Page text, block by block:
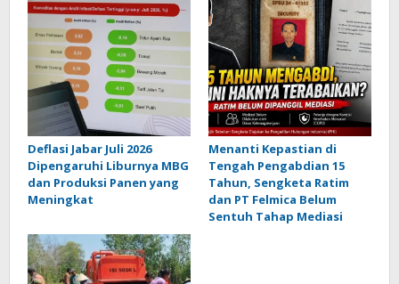
Deflasi Jabar Juli 2026
Dipengaruhi Liburnya MBG
dan Produksi Panen yang
Meningkat
Menanti Kepastian di
Tengah Pengabdian 15
Tahun, Sengketa Ratim
dan PT Felmica Belum
Sentuh Tahap Mediasi